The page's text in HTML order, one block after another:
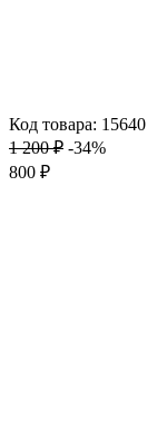
Код товара: 15640
1 200 ₽ -34%
800 ₽